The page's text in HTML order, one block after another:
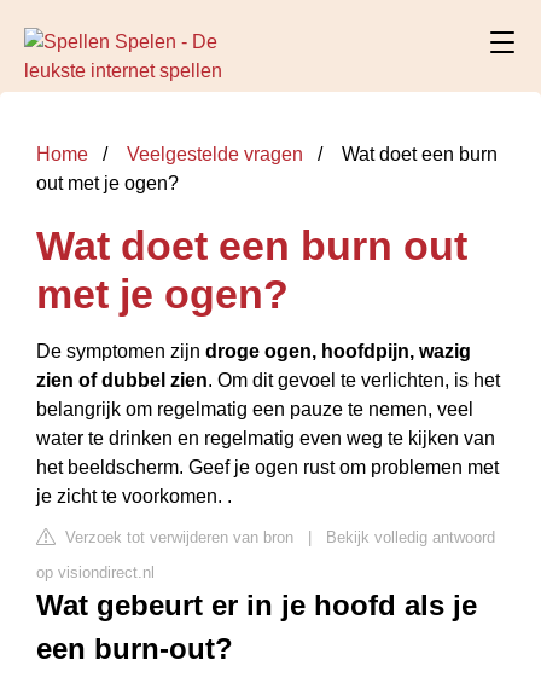
Home Veelgestelde vragen
Wat doet een burn
out met je ogen?
Wat doet een burn out
met je ogen?
De symptomen zijn droge ogen, hoofdpijn, wazig
zien of dubbel zien. Om dit gevoel te verlichten, is het
belangrijk om regelmatig een pauze te nemen, veel
water te drinken en regelmatig even weg te kijken van
het beeldscherm. Geef je ogen rust om problemen met
je zicht te voorkomen. .
Verzoek tot verwijderen van bron
Bekijk volledig antwoord
op visiondirect.nl
Wat gebeurt er in je hoofd als je
een burn-out?